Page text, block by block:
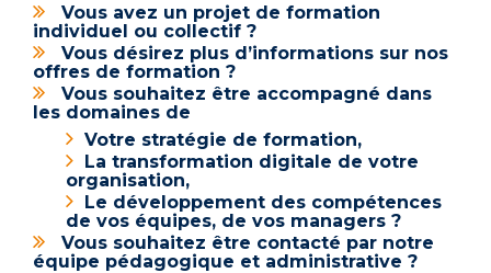
Vous avez un projet de formation
individuel ou collectif ?
Vous désirez plus d’informations sur nos
offres de formation ?
Vous souhaitez être accompagné dans
les domaines de
Votre stratégie de formation,
La transformation digitale de votre
organisation,
Le développement des compétences
de vos équipes, de vos managers ?
Vous souhaitez être contacté par notre
équipe pédagogique et administrative ?